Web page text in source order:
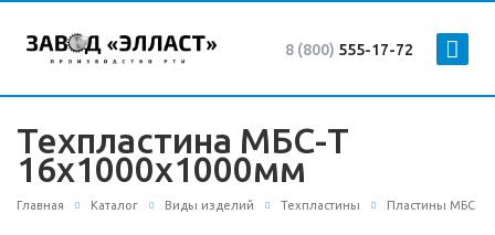
8 (800) 555-17-72
Техпластина МБС-Т
16х1000х1000мм
Главная Каталог Виды изделий Техпластины Пластины МБС